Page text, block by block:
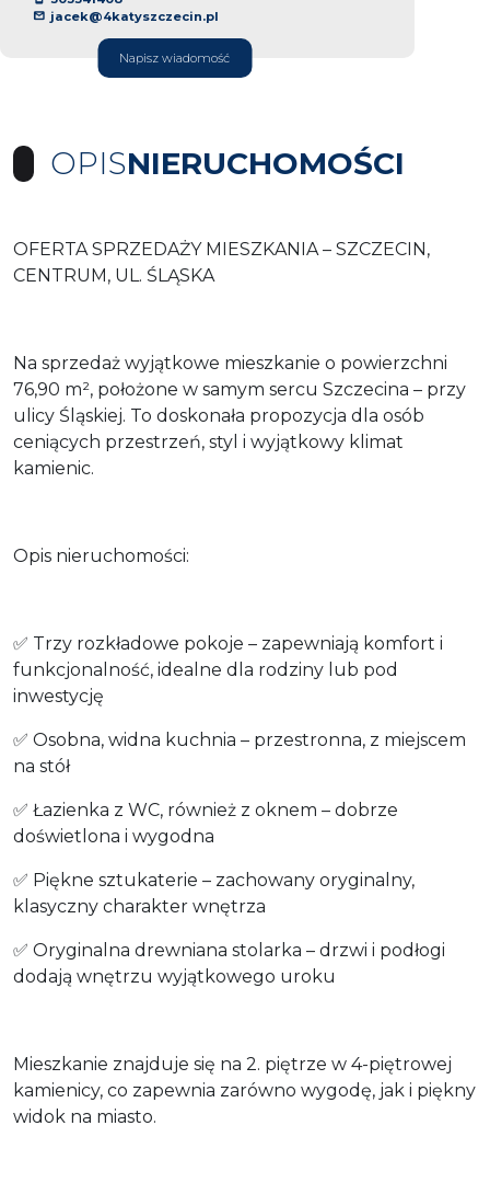
jacek@4katyszczecin.pl
Napisz wiadomość
OPISNIERUCHOMOŚCI
OFERTA SPRZEDAŻY MIESZKANIA – SZCZECIN,
CENTRUM, UL. ŚLĄSKA
Na sprzedaż wyjątkowe mieszkanie o powierzchni
76,90 m², położone w samym sercu Szczecina – przy
ulicy Śląskiej. To doskonała propozycja dla osób
ceniących przestrzeń, styl i wyjątkowy klimat
kamienic.
Opis nieruchomości:
✅ Trzy rozkładowe pokoje – zapewniają komfort i
funkcjonalność, idealne dla rodziny lub pod
inwestycję
✅ Osobna, widna kuchnia – przestronna, z miejscem
na stół
✅ Łazienka z WC, również z oknem – dobrze
doświetlona i wygodna
✅ Piękne sztukaterie – zachowany oryginalny,
klasyczny charakter wnętrza
✅ Oryginalna drewniana stolarka – drzwi i podłogi
dodają wnętrzu wyjątkowego uroku
Mieszkanie znajduje się na 2. piętrze w 4-piętrowej
kamienicy, co zapewnia zarówno wygodę, jak i piękny
widok na miasto.